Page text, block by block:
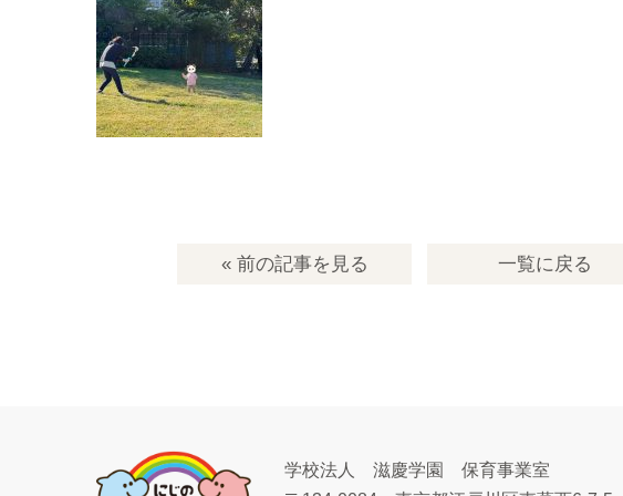
« 前の記事を見る 一覧に戻る
学校法人 滋慶学園 保育事業室